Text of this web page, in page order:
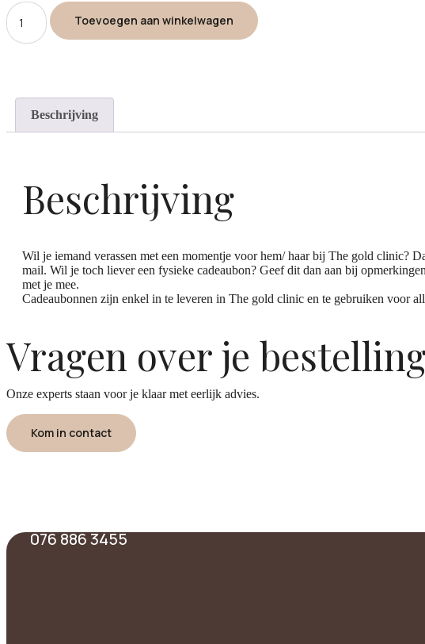
Toevoegen aan winkelwagen
Beschrijving
Beschrijving
Wil je iemand verassen met een momentje voor hem/ haar bij The gold clinic?
mail. Wil je toch liever een fysieke cadeaubon? Geef dit dan aan bij
met je mee.
Cadeaubonnen zijn enkel in te leveren in The gold clinic en te gebruiken voor
Vragen over je
Onze experts staan voor je klaar met eerlijk advies.
Kom in contact
076 886 3455